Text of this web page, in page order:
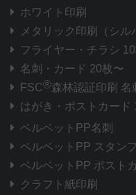
ホワイト印刷
メタリック印刷
（シル
フライヤー・チラシ
名刺・カード 20枚〜
FSC®森林認証印刷 名
はがき・ポストカード
ベルベットPP名刺
ベルベットPP スタン
ベルベットPP ポスト
クラフト紙印刷